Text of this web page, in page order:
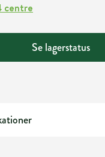
centre
Se lagerstatus